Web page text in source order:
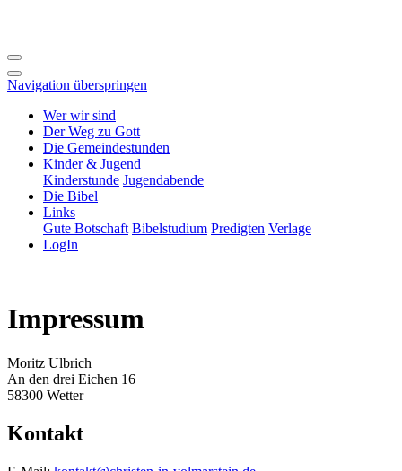
Navigation überspringen
Wer wir sind
Der Weg zu Gott
Die Gemeindestunden
Kinder & Jugend
Kinderstunde Jugendabende
Die Bibel
Links
Gute Botschaft Bibelstudium Predigten Verlage
LogIn
Impressum
Moritz Ulbrich
An den drei Eichen 16
58300 Wetter
Kontakt